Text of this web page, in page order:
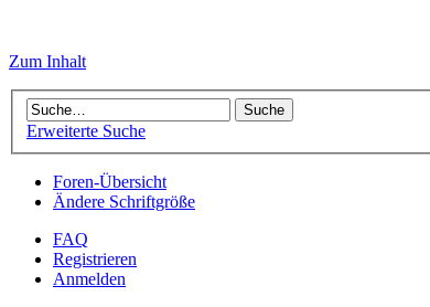
Zum Inhalt
Erweiterte Suche
Foren-Übersicht
Ändere Schriftgröße
FAQ
Registrieren
Anmelden